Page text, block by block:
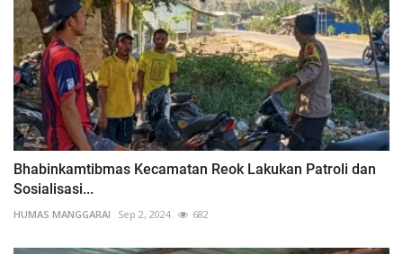
Bhabinkamtibmas Kecamatan Reok Lakukan Patroli dan
Sosialisasi...
HUMAS MANGGARAI Sep 2, 2024 682